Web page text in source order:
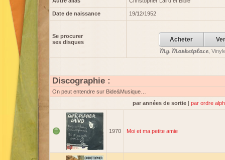
Date de naissance 19/12/1952
Se procurer
ses disques
Acheter
My Marketplace,
Discographie :
On peut entendre sur Bide&Musique…
par années de sortie | par ordre
1970 Moi et ma petite amie